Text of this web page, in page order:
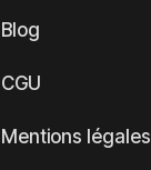
Blog
CGU
Mentions légales